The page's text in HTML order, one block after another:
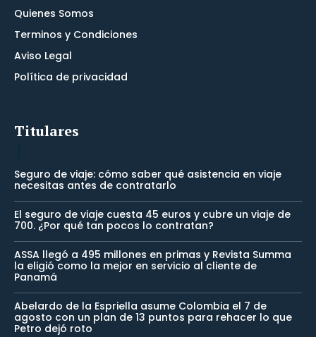
Quienes Somos
Terminos y Condiciones
Aviso Legal
Política de privacidad
Titulares
Seguro de viaje: cómo saber qué asistencia en viaje
necesitas antes de contratarlo
El seguro de viaje cuesta 45 euros y cubre un viaje de
700. ¿Por qué tan pocos lo contratan?
ASSA llegó a 495 millones en primas y Revista Summa
la eligió como la mejor en servicio al cliente de
Panamá
Abelardo de la Espriella asume Colombia el 7 de
agosto con un plan de 13 puntos para rehacer lo que
Petro dejó roto